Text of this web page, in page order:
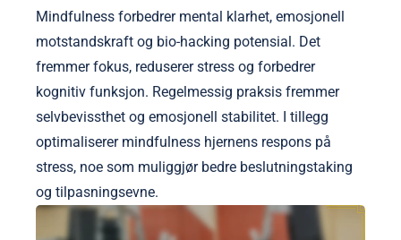
Mindfulness forbedrer mental klarhet, emosjonell
motstandskraft og bio-hacking potensial. Det
fremmer fokus, reduserer stress og forbedrer
kognitiv funksjon. Regelmessig praksis fremmer
selvbevissthet og emosjonell stabilitet. I tillegg
optimaliserer mindfulness hjernens respons på
stress, noe som muliggjør bedre beslutningstaking
og tilpasningsevne.